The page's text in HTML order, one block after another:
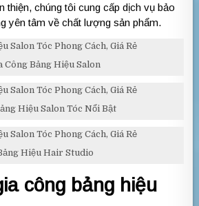
thiện, chúng tôi cung cấp dịch vụ bảo
yên tâm về chất lượng sản phẩm.
Công Bảng Hiệu Salon
Hiệu Salon Tóc Nổi Bật
Hiệu Hair Studio
công bảng hiệu